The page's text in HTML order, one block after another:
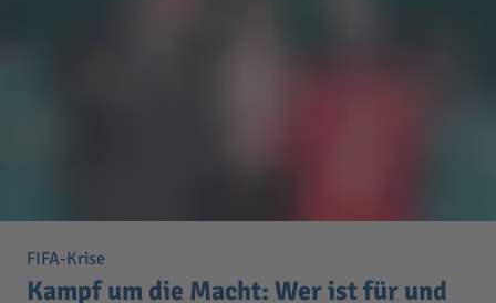
FIFA-Krise
Kampf um die Macht: Wer ist für und